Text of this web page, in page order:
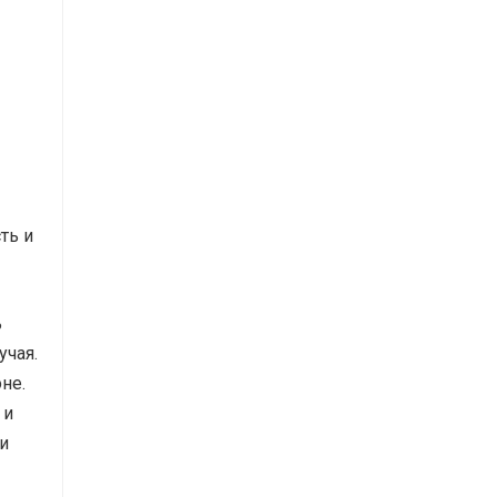
и
и